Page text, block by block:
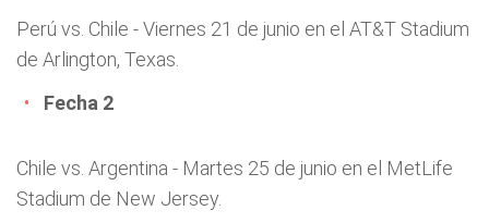
Perú vs. Chile - Viernes 21 de junio en el AT&T Stadium
de Arlington, Texas.
Fecha 2
Chile vs. Argentina - Martes 25 de junio en el MetLife
Stadium de New Jersey.